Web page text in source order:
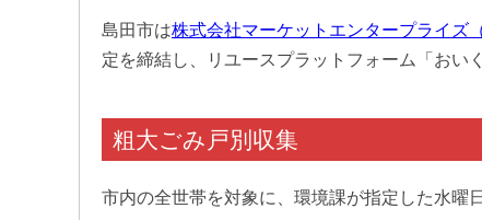
島田市は株式会社マーケットエンタープライズ
定を締結し、リユースプラットフォーム「おい
粗大ごみ戸別収集
市内の全世帯を対象に、環境課が指定した水曜